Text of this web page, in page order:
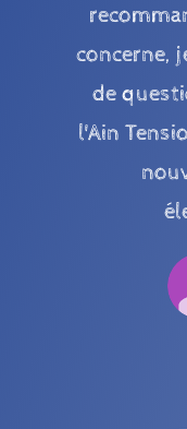
concerne,
de
l'Ain